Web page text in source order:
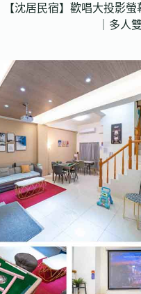
【沈居民宿】歡唱大投影
｜多人